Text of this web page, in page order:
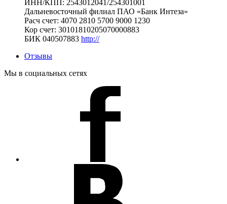
ИНН/КПП: 2543012041/254301001
Дальневосточный филиал ПАО «Банк Интеза»
Расч счет: 4070 2810 5700 9000 1230
Кор счет: 30101810205070000883
БИК 040507883 http://
Отзывы
Мы в социальных сетях